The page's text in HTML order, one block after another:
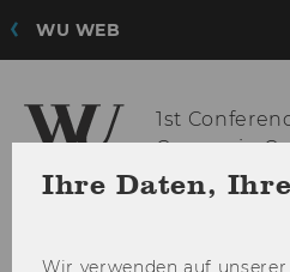
WU WEB
1st
Careers in
Ihre Daten,
Wir ver­wen­den auf